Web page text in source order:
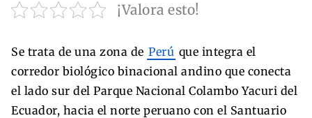
¡Valora esto!
Se trata de una zona de Perú que integra el
corredor biológico binacional andino que conecta
el lado sur del Parque Nacional Colambo Yacuri del
Ecuador, hacia el norte peruano con el Santuario